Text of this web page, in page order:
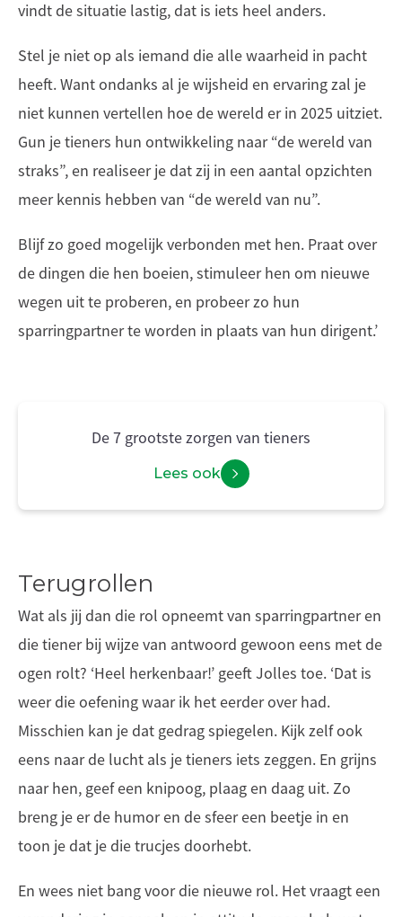
vindt de situatie lastig, dat is iets heel anders.
Stel je niet op als iemand die alle waarheid in pacht
heeft. Want ondanks al je wijsheid en ervaring zal je
niet kunnen vertellen hoe de wereld er in 2025 uitziet.
Gun je tieners hun ontwikkeling naar “de wereld van
straks”, en realiseer je dat zij in een aantal opzichten
meer kennis hebben van “de wereld van nu”.
Blijf zo goed mogelijk verbonden met hen. Praat over
de dingen die hen boeien, stimuleer hen om nieuwe
wegen uit te proberen, en probeer zo hun
sparringpartner te worden in plaats van hun dirigent.’
De 7 grootste zorgen van tieners
Lees ook
Terugrollen
Wat als jij dan die rol opneemt van sparringpartner en
die tiener bij wijze van antwoord gewoon eens met de
ogen rolt? ‘Heel herkenbaar!’ geeft Jolles toe. ‘Dat is
weer die oefening waar ik het eerder over had.
Misschien kan je dat gedrag spiegelen. Kijk zelf ook
eens naar de lucht als je tieners iets zeggen. En grijns
naar hen, geef een knipoog, plaag en daag uit. Zo
breng je er de humor en de sfeer een beetje in en
toon je dat je die trucjes doorhebt.
En wees niet bang voor die nieuwe rol. Het vraagt een